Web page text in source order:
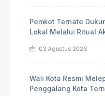
Pemkot Ternate
Lokal Melalui Ritual
03 Agustus 2026
Wali Kota Resmi
Penggalang Kota